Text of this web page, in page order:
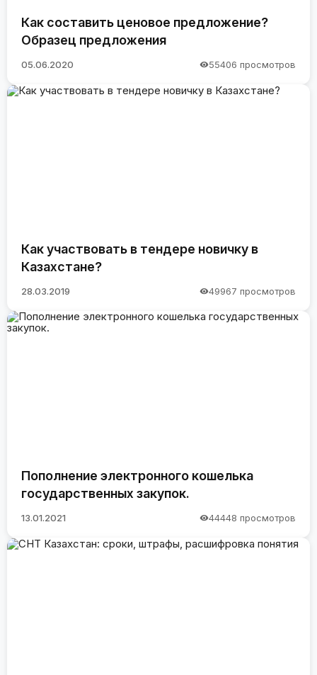
Как составить ценовое предложение?
Образец предложения
05.06.2020 55406 просмотров
Как участвовать в тендере новичку в
Казахстане?
28.03.2019 49967 просмотров
Пополнение электронного кошелька
государственных закупок.
13.01.2021 44448 просмотров